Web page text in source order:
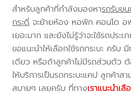
สำหรับลูกค้าที่กำลังมองหารถรับข
กระดี่ จะย้ายห้อง หอพัก คอนโด อ
เยอะมาก และยังไม่รู้ว่าจะใช้รถประ
ขอแนะนำให้เลือกใช้รถกระบะ ครับ
เดียว หรือถ้าลูกค้าไม่มีรถส่วนตัว
ให้บริการเป็นรถกระบะแคป ลูกค้าส
สบายๆ เลยครับ ที่ทางเราแนะนำเ